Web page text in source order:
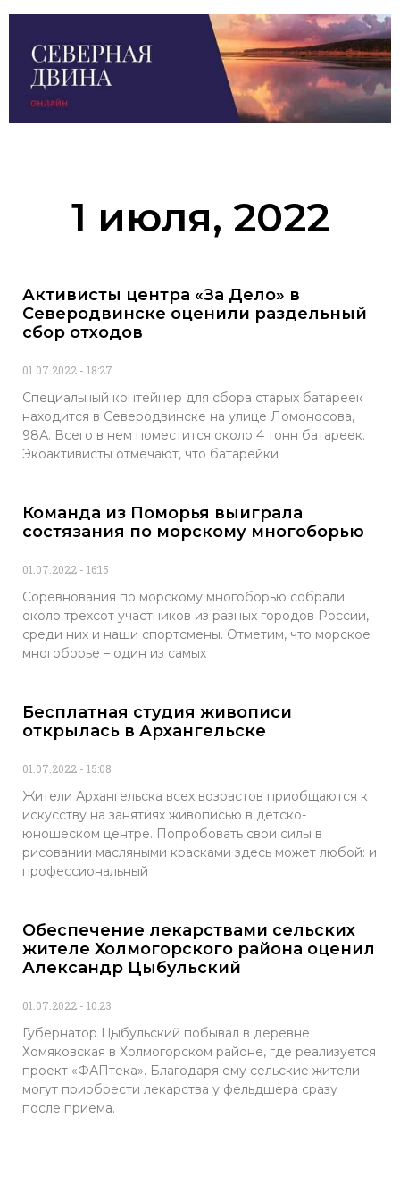
1 июля, 2022
Активисты центра «За Дело» в
Северодвинске оценили раздельный
сбор отходов
01.07.2022 18:27
Специальный контейнер для сбора старых батареек
находится в Северодвинске на улице Ломоносова,
98А. Всего в нем поместится около 4 тонн батареек.
Экоактивисты отмечают, что батарейки
Команда из Поморья выиграла
состязания по морскому многоборью
01.07.2022 16:15
Соревнования по морскому многоборью собрали
около трехсот участников из разных городов России,
среди них и наши спортсмены. Отметим, что морское
многоборье – один из самых
Бесплатная студия живописи
открылась в Архангельске
01.07.2022 15:08
Жители Архангельска всех возрастов приобщаются к
искусству на занятиях живописью в детско-
юношеском центре. Попробовать свои силы в
рисовании масляными красками здесь может любой: и
профессиональный
Обеспечение лекарствами сельских
жителе Холмогорского района оценил
Александр Цыбульский
01.07.2022 10:23
Губернатор Цыбульский побывал в деревне
Хомяковская в Холмогорском районе, где реализуется
проект «ФАПтека». Благодаря ему сельские жители
могут приобрести лекарства у фельдшера сразу
после приема.